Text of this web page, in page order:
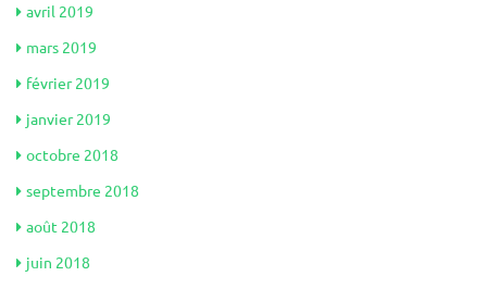
avril 2019
mars 2019
février 2019
janvier 2019
octobre 2018
septembre 2018
août 2018
juin 2018